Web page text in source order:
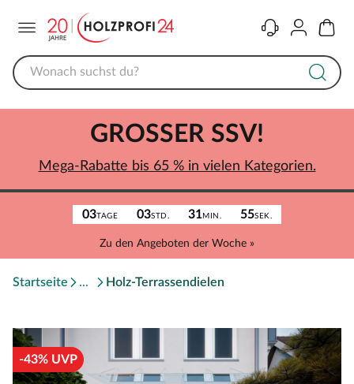
KontaktKonto
03TAGE 03STD. 31MIN. 55SEK.
Zu den Angeboten der Woche »
GROSSER SSV!
Mega-Rabatte bis 65 % in vielen Kategorien.
Startseite Holz-Terrassendielen
-43% UVP